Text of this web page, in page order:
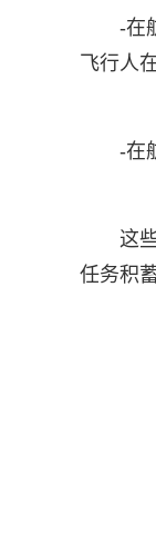
-在
飞行人
-在
这
任务积